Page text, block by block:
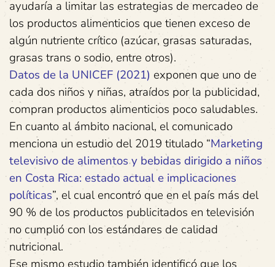
ayudaría a limitar las estrategias de mercadeo de
los productos alimenticios que tienen exceso de
algún nutriente crítico (azúcar, grasas saturadas,
grasas trans o sodio, entre otros).
Datos de la UNICEF (2021) exponen que uno de
cada dos niños y niñas, atraídos por la publicidad,
compran productos alimenticios poco saludables.
En cuanto al ámbito nacional, el comunicado
menciona un estudio del 2019 titulado “Marketing
televisivo de alimentos y bebidas dirigido a niños
en Costa Rica: estado actual e implicaciones
políticas”, el cual encontró que en el país más del
90 % de los productos publicitados en televisión
no cumplió con los estándares de calidad
nutricional.
Ese mismo estudio también identificó que los